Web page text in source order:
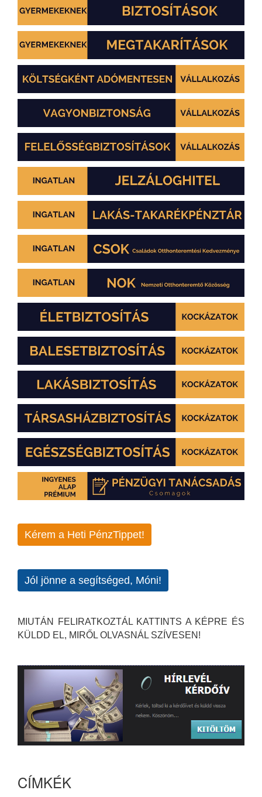
Kérem a Heti PénzTippet!
Jól jönne a segítséged, Móni!
MIUTÁN FELIRATKOZTÁL KATTINTS A KÉPRE ÉS
KÜLDD EL, MIRŐL OLVASNÁL SZÍVESEN!
CÍMKÉK